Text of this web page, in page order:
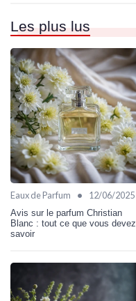
Les plus lus
Eaux de Parfum • 12/06/2025
Avis sur le parfum Christian
Blanc : tout ce que vous devez
savoir